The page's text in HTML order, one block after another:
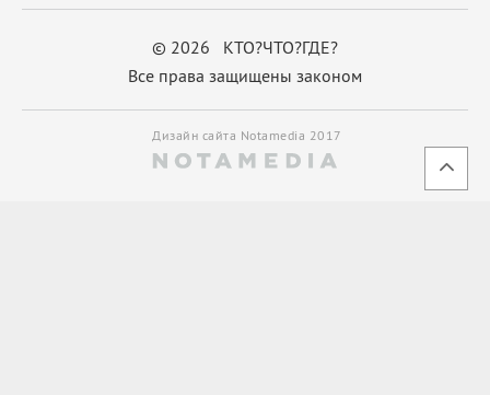
© 2026 КТО?ЧТО?ГДЕ?
Все права защищены законом
Дизайн сайта Notamedia 2017